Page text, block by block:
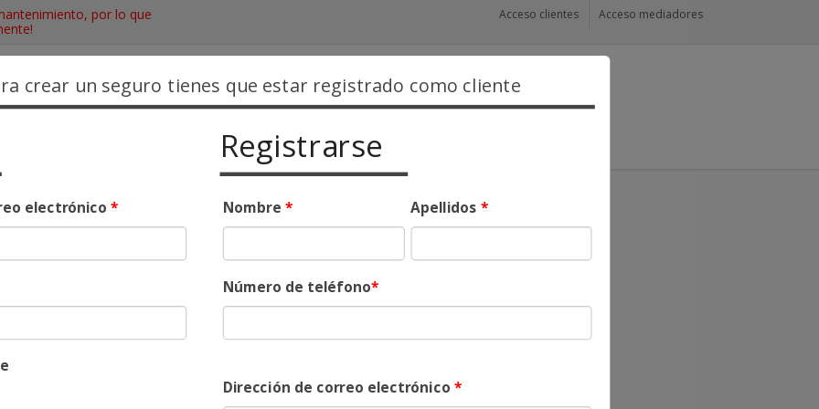
por lo que
Acceso clientes Acceso mediadores
Contacto
Civil
crear un seguro tienes que estar registrado como cliente
electrónico*
Registrarse
Nombre * Apellidos*
Número de teléfono*
Dirección de correo electrónico *